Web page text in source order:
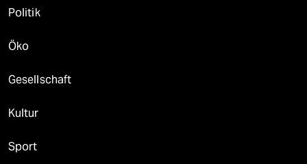
Politik
Öko
Gesellschaft
Kultur
Sport